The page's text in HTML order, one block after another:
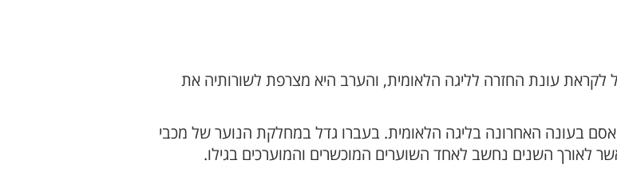
לקראת עונת החזרה לליגה הלאומית, והערב היא מצרפת לשורותיה את
כפר קאסם בעונה האחרונה בליגה הלאומית. בעברו גדל במחלקת הנוער של מכבי
לאורך השנים נחשב לאחד השוערים המוכשרים והמוערכים בגילו.